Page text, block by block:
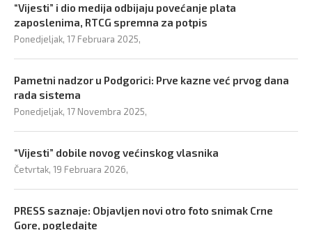
“Vijesti” i dio medija odbijaju povećanje plata
zaposlenima, RTCG spremna za potpis
Ponedjeljak, 17 Februara 2025,
Pametni nadzor u Podgorici: Prve kazne već prvog dana
rada sistema
Ponedjeljak, 17 Novembra 2025,
“Vijesti” dobile novog većinskog vlasnika
Četvrtak, 19 Februara 2026,
PRESS saznaje: Objavljen novi otro foto snimak Crne
Gore, pogledajte